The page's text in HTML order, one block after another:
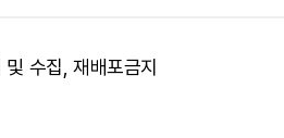
수집, 재배포금지